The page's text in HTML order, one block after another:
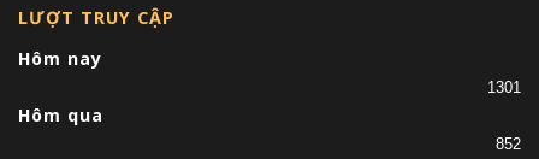
LƯỢT TRUY CẬP
Hôm nay
1301
Hôm qua
852